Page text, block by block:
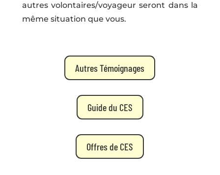
autres volontaires/voyageur seront dans la
même situation que vous.
Autres Témoignages
Guide du CES
Offres de CES